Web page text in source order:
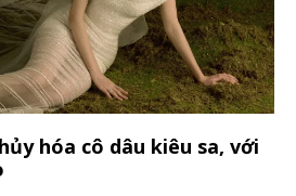
hóa cô dâu kiêu sa, với